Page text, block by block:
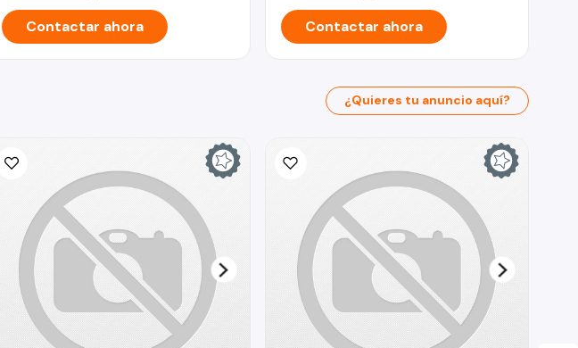
Contactar ahora Contactar ahora
¿Quieres tu anuncio aquí?